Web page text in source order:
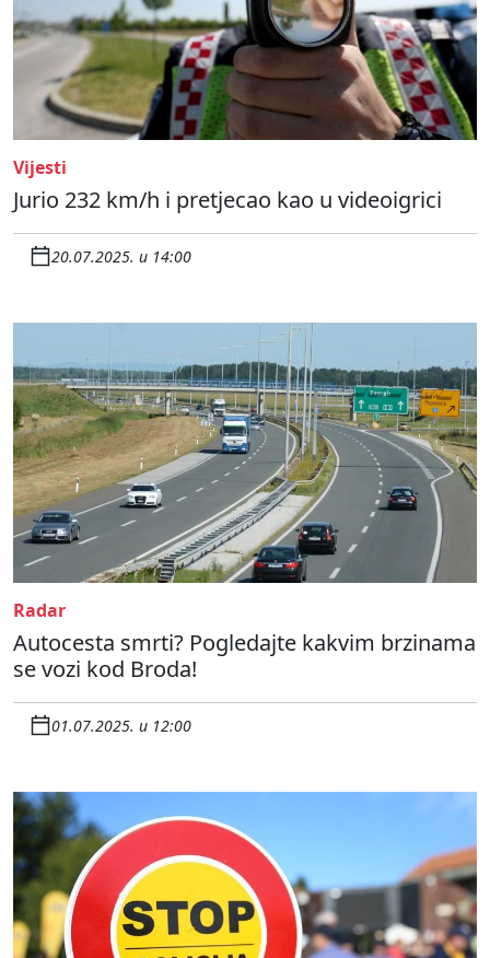
Vijesti
Jurio 232 km/h i pretjecao kao u videoigrici
20.07.2025. u 14:00
Radar
Autocesta smrti? Pogledajte kakvim brzinama
se vozi kod Broda!
01.07.2025. u 12:00